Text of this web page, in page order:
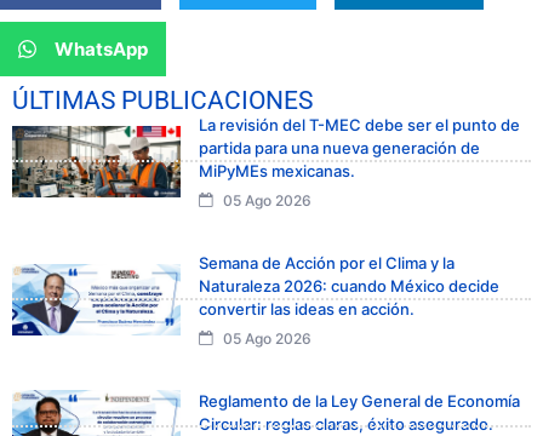
WhatsApp
ÚLTIMAS PUBLICACIONES
La revisión del T-MEC debe ser el punto de
partida para una nueva generación de
MiPyMEs mexicanas.
05 Ago 2026
Semana de Acción por el Clima y la
Naturaleza 2026: cuando México decide
convertir las ideas en acción.
05 Ago 2026
Reglamento de la Ley General de Economía
Circular: reglas claras, éxito asegurado.